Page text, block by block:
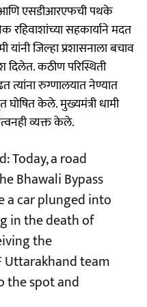
आणि एसडीआरएफची पथके
सहकार्याने मदत
जिल्हा प्रशासनाला बचाव
दिलेत. कठीण परिस्थिती
त्यांना रुग्णालयात नेण्यात
घोषित केले. मुख्यमंत्री धामी
व्यक्त केले.
Today, a road
Bhawali Bypass
a car plunged into
in the death of
the
Uttarakhand team
the spot and